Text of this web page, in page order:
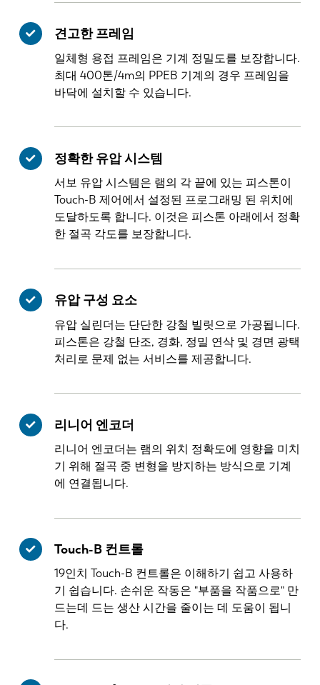
견고한 프레임
일체형 용접 프레임은 기계 정밀도를 보장합니다.
최대 400톤/4m의 PPEB 기계의 경우 프레임을
바닥에 설치할 수 있습니다.
정확한 유압 시스템
서보 유압 시스템은 램의 각 끝에 있는 피스톤이
Touch-B 제어에서 설정된 프로그래밍 된 위치에
도달하도록 합니다. 이것은 피스톤 아래에서 정확
한 절곡 각도를 보장합니다.
유압 구성 요소
유압 실린더는 단단한 강철 빌릿으로 가공됩니다.
피스톤은 강철 단조, 경화, 정밀 연삭 및 경면 광택
처리로 문제 없는 서비스를 제공합니다.
리니어 엔코더
리니어 엔코더는 램의 위치 정확도에 영향을 미치
기 위해 절곡 중 변형을 방지하는 방식으로 기계
에 연결됩니다.
Touch-B 컨트롤
19인치 Touch-B 컨트롤은 이해하기 쉽고 사용하
기 쉽습니다. 손쉬운 작동은 "부품을 작품으로" 만
드는데 드는 생산 시간을 줄이는 데 도움이 됩니
다.